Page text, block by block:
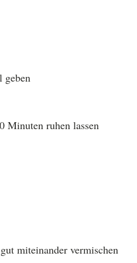
geben
Minuten ruhen lassen
miteinander vermischen